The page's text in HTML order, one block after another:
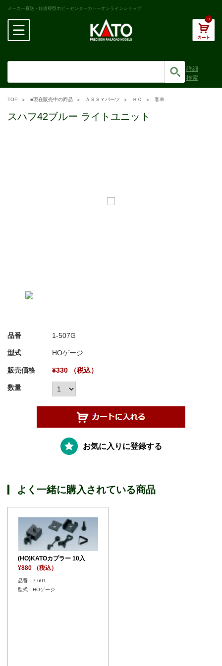
メーカー直送・鉄道模型ホビーセンターカトーオンラインショップ
0
詳細
検索
TOP ■現在販売中の商品 ＡＳＳＹパーツ ＨＯ 客車
スハフ42ブルー ライトユニット
品番 1-507G
型式 HOゲージ
販売価格 ¥330 （税込）
数量
お気に入りに登録する
よく一緒に購入されている商品
(HO)KATOカプラー 10入
¥880 （税込）
品番：7-601
型式：HOゲージ